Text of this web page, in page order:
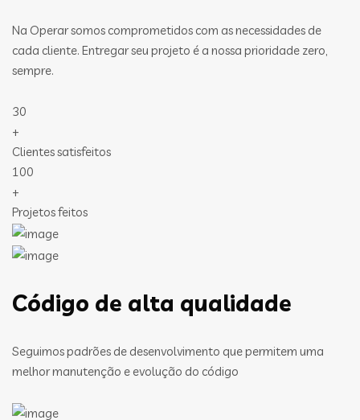
Na Operar somos comprometidos com as necessidades de
cada cliente. Entregar seu projeto é a nossa prioridade zero,
sempre.
30
+
Clientes satisfeitos
100
+
Projetos feitos
Código de alta qualidade
Seguimos padrões de desenvolvimento que permitem uma
melhor manutenção e evolução do código